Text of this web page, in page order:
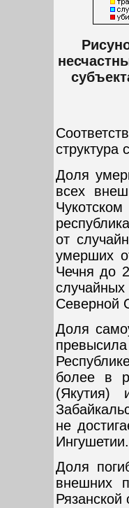
структура
Доля
всех
от
умерших
Чечня до
Северной
Доля
более в
(Якутия)
не
Ингушетии.
Доля
внешних
Рязанской